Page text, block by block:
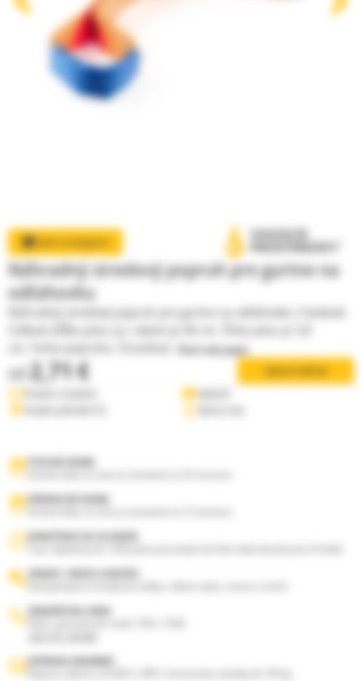
Gurtne, upínacie popruhy a pásy
Textilné úväzky, viazaky kombinované
Reťazové úväzky na mieru Certifikované
Späť na kategórie
Náhradný stredový popruh pre gurtne na
odťahovku
Náhradný stredový popruh pre gurtne na odťahovku 2 bodové.
Čítať celý popis
od2,71 €
Vytlačiť
FYZICKÁ OSOBA
Záručná doba na tovar je stanovená na 24 mesiacov
PRÁVNICKÁ OSOBA
Záručná doba na tovar je stanovená na 12 mesiacov
DORUČENIE DO 24 HODÍN
Tovar objednaný do 13:00 počas pracovných dní Vám bude doručený do 24 hodín.
OPRAVY, SERVIS A REVÍZIE
DOPRAVA ZADARMO
Doprava zadarmo od 200 € s DPH s hmotnosťou zásielky do 150 kg.